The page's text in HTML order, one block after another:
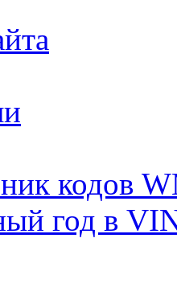
кодов
год в